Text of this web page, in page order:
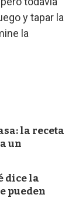
y tapar la
la
la receta
un
dice la
pueden